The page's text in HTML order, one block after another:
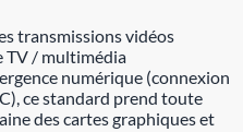
transmissions vidéos
TV / multimédia
numérique (connexion
ce standard prend toute
des cartes graphiques et